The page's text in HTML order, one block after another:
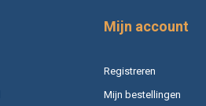
Mijn account
Registreren
Mijn bestellingen